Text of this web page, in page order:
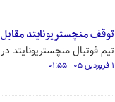
توقف منچستریونایتد
تیم فوتبال منچستریونایتد
۱ فروردین ۰۵ - ۰۱:۵۵